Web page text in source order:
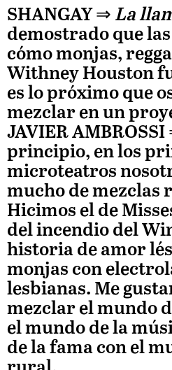
SHANGAY ⇒ La
demostrado que
cómo monjas,
Withney Houston
es lo próximo que
mezclar en un
JAVIER AMBROSSI
principio, en los
microteatros
mucho de mezclas
Hicimos el de
del incendio del
historia de amor
monjas con
lesbianas. Me
mezclar el mundo
el mundo de la
de la fama con el